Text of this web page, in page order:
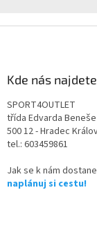
Kde nás
SPORT4OUTLET
třída Edvarda
500 12 - Hradec
tel.: 603459861
Jak se k nám
naplánuj si cestu!